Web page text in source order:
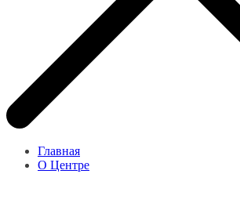
Главная
О Центре